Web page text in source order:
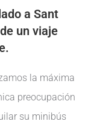
a Sant
un viaje
la máxima
preocupación
su minibús